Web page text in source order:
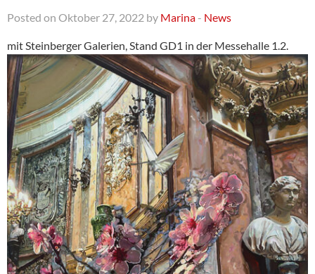
Posted on Oktober 27, 2022 by Marina - News
mit Steinberger Galerien, Stand GD1 in der Messehalle 1.2.